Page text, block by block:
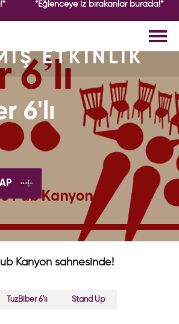
*Eğlenceye iz bırakanlar burada!*
ETKİNLİK
6'lı
Kanyon sahnesinde!
TuzBiber 6'lı Stand Up